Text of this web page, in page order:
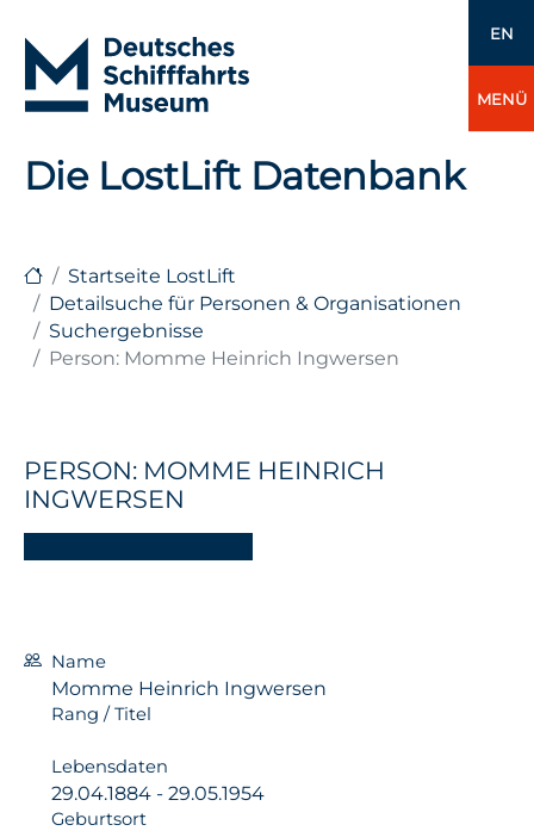
EN
MENÜ
Die LostLift Datenbank
Startseite LostLift
Detailsuche für Personen & Organisationen
Suchergebnisse
Person: Momme Heinrich Ingwersen
PERSON: MOMME HEINRICH
INGWERSEN
Name
Momme Heinrich Ingwersen
Rang / Titel
Lebensdaten
29.04.1884 - 29.05.1954
Geburtsort